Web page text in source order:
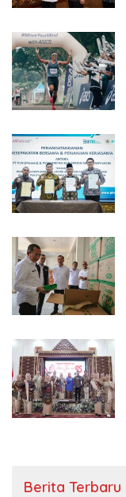
Berita Terbaru